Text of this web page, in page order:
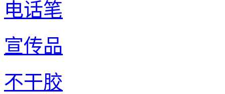
电话笔
宣传品
不干胶